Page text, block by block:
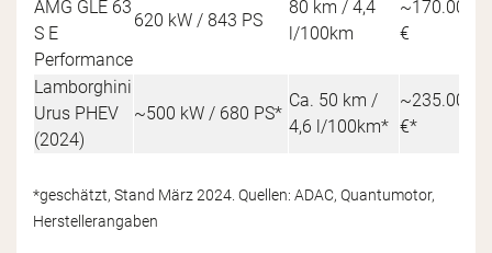
AMG GLE 63
S E
Performance
620 kW / 843 PS
80 km / 4,4
l/100km
~170.000
€
Lamborghini
Urus PHEV
(2024)
~500 kW / 680 PS*
Ca. 50 km /
4,6 l/100km*
~235.000
€*
*geschätzt, Stand März 2024. Quellen: ADAC, Quantumotor,
Herstellerangaben